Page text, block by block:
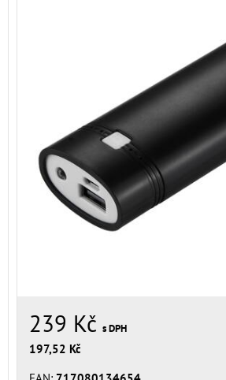
239 Kč s DPH
197,52 Kč